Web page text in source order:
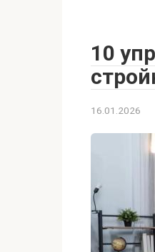
10
16.01.2026